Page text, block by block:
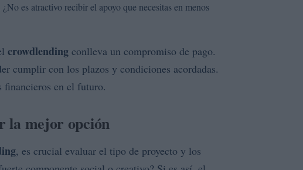
es atractivo recibir el apoyo que necesitas en menos
crowdlending conlleva un compromiso de pago.
cumplir con los plazos y condiciones acordadas.
en el futuro.
la mejor opción
, es crucial evaluar el tipo de proyecto y los